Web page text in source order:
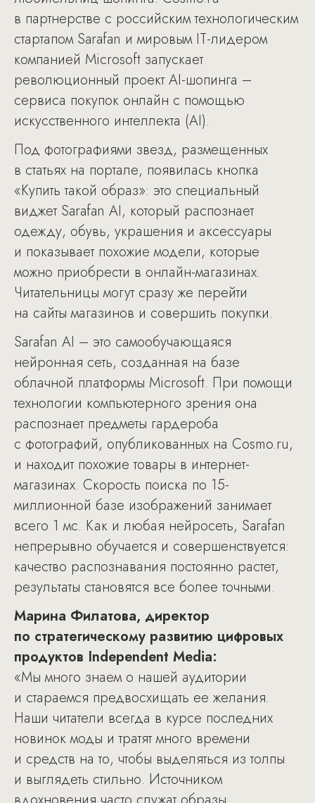
в партнерстве с российским технологическим
стартапом Sarafan и мировым IT-лидером
компанией Microsoft запускает
революционный проект AI-шопинга –
сервиса покупок онлайн с помощью
искусственного интеллекта (AI).
Под фотографиями звезд, размещенных
в статьях на портале, появилась кнопка
«Купить такой образ»: это специальный
виджет Sarafan AI, который распознает
одежду, обувь, украшения и аксессуары
и показывает похожие модели, которые
можно приобрести в онлайн-магазинах.
Читательницы могут сразу же перейти
на сайты магазинов и совершить покупки.
Sarafan AI – это самообучающаяся
нейронная сеть, созданная на базе
облачной платформы Microsoft. При помощи
технологии компьютерного зрения она
распознает предметы гардероба
с фотографий, опубликованных на Cosmo.ru,
и находит похожие товары в интернет-
магазинах. Скорость поиска по 15-
миллионной базе изображений занимает
всего 1 мс. Как и любая нейросеть, Sarafan
непрерывно обучается и совершенствуется:
качество распознавания постоянно растет,
результаты становятся все более точными.
Марина Филатова, директор
по стратегическому развитию цифровых
продуктов Independent Media:
«Мы много знаем о нашей аудитории
и стараемся предвосхищать ее желания.
Наши читатели всегда в курсе последних
новинок моды и тратят много времени
и средств на то, чтобы выделяться из толпы
и выглядеть стильно. Источником